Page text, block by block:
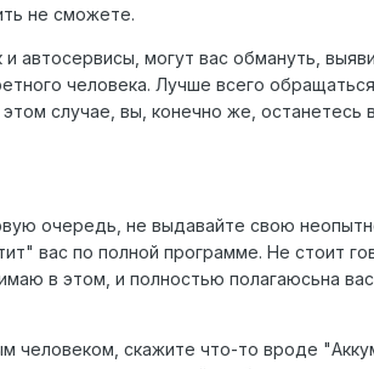
не сможете.
и автосервисы, могут вас обмануть,
человека. Лучше всего
случае, вы, конечно же,
очередь, не выдавайте свою
вас по полной программе. Не стоит
в этом, и полностью полагаюсьна
человеком, скажите что-то вроде